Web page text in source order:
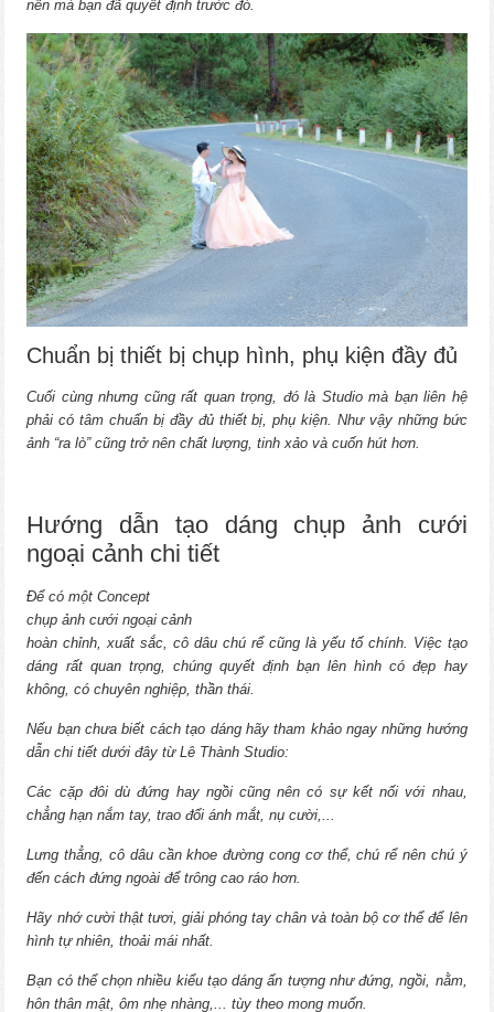
nền mà bạn đã quyết định trước đó.
Chuẩn bị thiết bị chụp hình, phụ kiện đầy đủ
Cuối cùng nhưng cũng rất quan trọng, đó là Studio mà bạn liên hệ
phải có tâm chuẩn bị đầy đủ thiết bị, phụ kiện. Như vậy những bức
ảnh “ra lò” cũng trở nên chất lượng, tinh xảo và cuốn hút hơn.
Hướng dẫn tạo dáng chụp ảnh cưới
ngoại cảnh chi tiết
Để có một Concept
chụp ảnh cưới ngoại cảnh
hoàn chỉnh, xuất sắc, cô dâu chú rể cũng là yếu tố chính. Việc tạo
dáng rất quan trọng, chúng quyết định bạn lên hình có đẹp hay
không, có chuyên nghiệp, thần thái.
Nếu bạn chưa biết cách tạo dáng hãy tham khảo ngay những hướng
dẫn chi tiết dưới đây từ Lê Thành Studio:
Các cặp đôi dù đứng hay ngồi cũng nên có sự kết nối với nhau,
chẳng hạn nắm tay, trao đổi ánh mắt, nụ cười,...
Lưng thẳng, cô dâu cần khoe đường cong cơ thể, chú rể nên chú ý
đến cách đứng ngoài để trông cao ráo hơn.
Hãy nhớ cười thật tươi, giải phóng tay chân và toàn bộ cơ thể để lên
hình tự nhiên, thoải mái nhất.
Bạn có thể chọn nhiều kiểu tạo dáng ấn tượng như đứng, ngồi, nằm,
hôn thân mật, ôm nhẹ nhàng,... tùy theo mong muốn.